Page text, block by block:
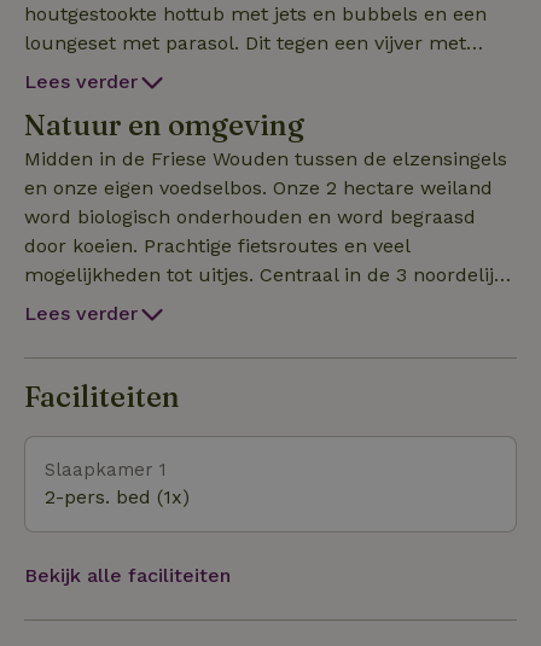
houtgestookte hottub met jets en bubbels en een
loungeset met parasol. Dit tegen een vijver met
prachtige koi karpers. Uw inbegrepen ontbijt kan in
verzoek ook bij u gebracht worden in een
picknickmand. De Glamping word omgeven door
een voedselbos. Wij bereiden voor u de Hottub voor
met badzout, olie en hout. (€17,50 verplichte kosten
ter plaatse te betalen)U hoeft alleen nog maar zelf
op te stoken
Lees verder
Natuur en omgeving
Midden in de Friese Wouden tussen de elzensingels
en onze eigen voedselbos. Onze 2 hectare weiland
word biologisch onderhouden en word begraasd
door koeien. Prachtige fietsroutes en veel
mogelijkheden tot uitjes. Centraal in de 3 noordelijke
provincies vlakbij Drachten. Uw perfecte
Groningen of Leeuwarden. Huur een bootje in de
Alde Feanen een prachtig natuurgebied op 20
Lees verder
Faciliteiten
Slaapkamer 1
2-pers. bed (1x)
Bekijk alle faciliteiten